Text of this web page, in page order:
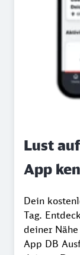
Lust
App
Dein
Tag.
deiner
App DB